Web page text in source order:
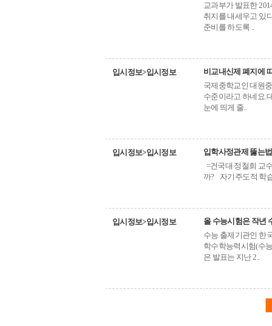
교과부가 발표한
취지를 내세우고 있
준비를 하도록 ..
입시정보>입시정보
비교내신제 폐지에
국제중학교인 대원
수준이라고 하네요.
눈에 띄게 줄..
입시정보>입시정보
입학사정관제 뚫는법
=건국대 정철희 교
까? 자기주도적 학
입시정보>입시정보
올 수능시험은 작년
수능 출제기관인 한
학수학능력시험(수
은 발표는 지난 2..